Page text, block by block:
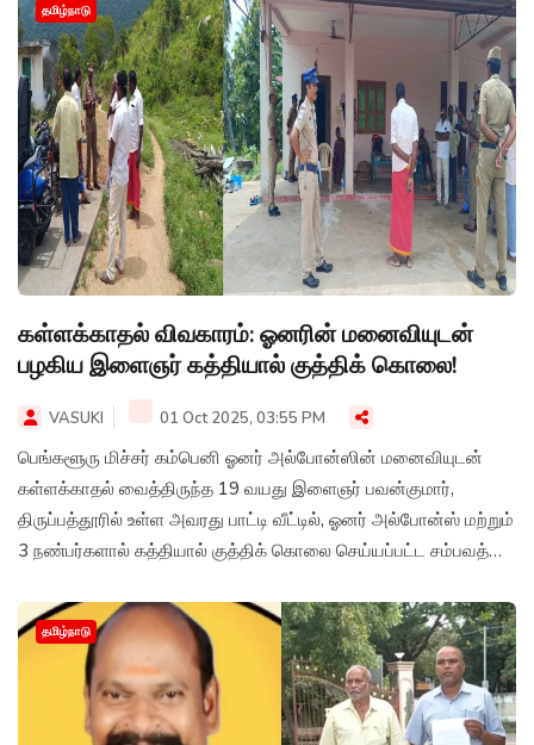
தமிழ்நாடு
கள்ளக்காதல் விவகாரம்: ஓனரின் மனைவியுடன்
பழகிய இளைஞர் கத்தியால் குத்திக் கொலை!
VASUKI 01 Oct 2025, 03:55 PM
பெங்களூரு மிச்சர் கம்பெனி ஓனர் அல்போன்ஸின் மனைவியுடன்
கள்ளக்காதல் வைத்திருந்த 19 வயது இளைஞர் பவன்குமார்,
திருப்பத்தூரில் உள்ள அவரது பாட்டி வீட்டில், ஓனர் அல்போன்ஸ் மற்றும்
3 நண்பர்களால் கத்தியால் குத்திக் கொலை செய்யப்பட்ட சம்பவத்தில்
தமிழ்நாடு